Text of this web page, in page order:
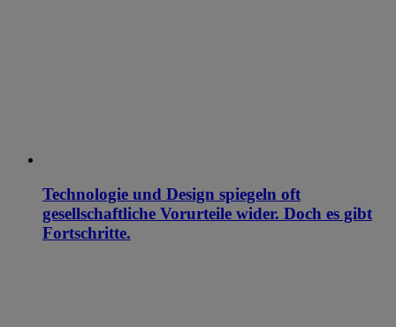
Technologie und Design spiegeln oft
gesellschaftliche Vorurteile wider. Doch es gibt
Fortschritte.